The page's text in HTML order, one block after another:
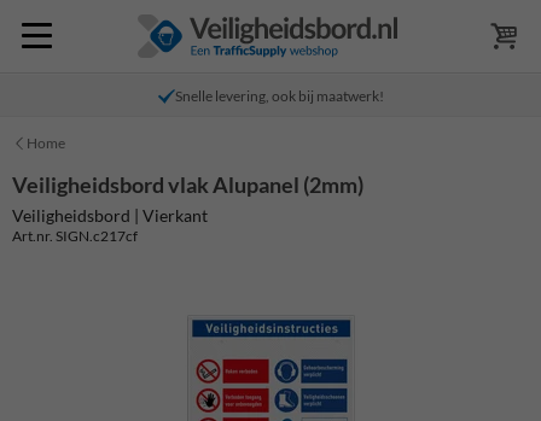
Snelle levering, ook bij maatwerk!
Home
Veiligheidsbord vlak Alupanel (2mm)
Veiligheidsbord | Vierkant
Art.nr. SIGN.c217cf